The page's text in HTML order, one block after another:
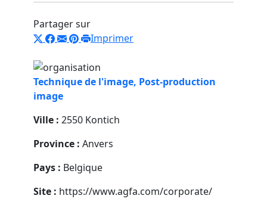
Partager sur
Imprimer
Technique de l'image, Post-production
image
Ville : 2550 Kontich
Province : Anvers
Pays : Belgique
Site : https://www.agfa.com/corporate/